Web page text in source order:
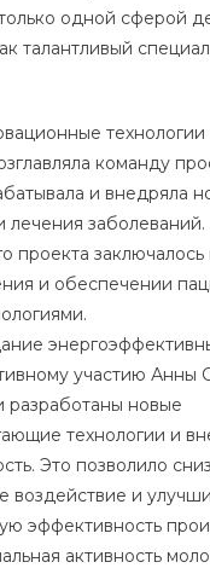
одной сферой
талантливый
команду
и внедряла
лечения
проекта
и обеспечении
участию Анны
разработаны новые
технологии и
Это позволило
воздействие и
эффективность
активность